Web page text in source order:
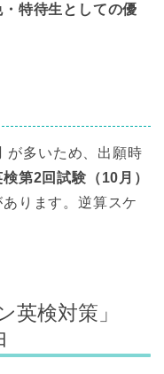
特待生としての優
が多いため、出願時
検第2回試験（10月）
ります。逆算スケ
英検対策」